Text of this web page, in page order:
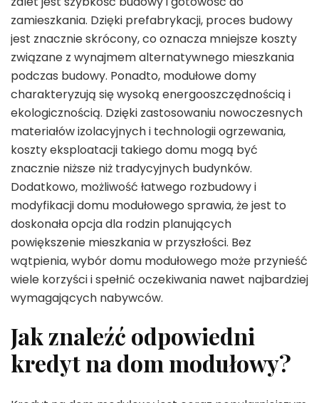
zamieszkania. Dzięki prefabrykacji, proces budowy
jest znacznie skrócony, co oznacza mniejsze koszty
związane z wynajmem alternatywnego mieszkania
podczas budowy. Ponadto, modułowe domy
charakteryzują się wysoką energooszczędnością i
ekologicznością. Dzięki zastosowaniu nowoczesnych
materiałów izolacyjnych i technologii ogrzewania,
koszty eksploatacji takiego domu mogą być
znacznie niższe niż tradycyjnych budynków.
Dodatkowo, możliwość łatwego rozbudowy i
modyfikacji domu modułowego sprawia, że jest to
doskonała opcja dla rodzin planujących
powiększenie mieszkania w przyszłości. Bez
wątpienia, wybór domu modułowego może przynieść
wiele korzyści i spełnić oczekiwania nawet najbardziej
wymagających nabywców.
Jak znaleźć odpowiedni
kredyt na dom modułowy?